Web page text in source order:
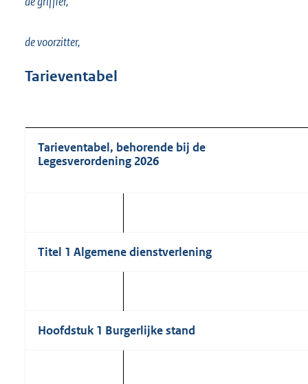
de voorzitter,
Tarieventabel
Tarieventabel, behorende bij de
Legesverordening 2026
Titel 1 Algemene dienstverlening
Hoofdstuk 1 Burgerlijke stand